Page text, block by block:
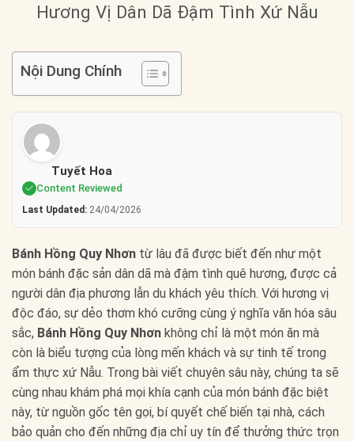
Hương Vị Dân Dã Đậm Tình Xứ Nẫu
Nội Dung Chính
Tuyết Hoa
Content Reviewed
Last Updated: 24/04/2026
Bánh Hồng Quy Nhơn từ lâu đã được biết đến như một
món bánh đặc sản dân dã mà đậm tình quê hương, được cả
người dân địa phương lẫn du khách yêu thích. Với hương vị
độc đáo, sự dẻo thơm khó cưỡng cùng ý nghĩa văn hóa sâu
sắc, Bánh Hồng Quy Nhơn không chỉ là một món ăn mà
còn là biểu tượng của lòng mến khách và sự tinh tế trong
ẩm thực xứ Nẫu. Trong bài viết chuyên sâu này, chúng ta sẽ
cùng nhau khám phá mọi khía cạnh của món bánh đặc biệt
này, từ nguồn gốc tên gọi, bí quyết chế biến tại nhà, cách
bảo quản cho đến những địa chỉ uy tín để thưởng thức trọn